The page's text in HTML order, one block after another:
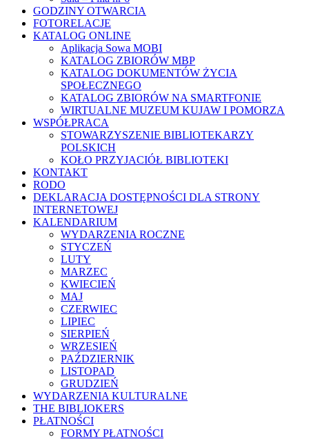
GODZINY OTWARCIA
FOTORELACJE
KATALOG ONLINE
Aplikacja Sowa MOBI
KATALOG ZBIORÓW MBP
KATALOG DOKUMENTÓW ŻYCIA
SPOŁECZNEGO
KATALOG ZBIORÓW NA SMARTFONIE
WIRTUALNE MUZEUM KUJAW I POMORZA
WSPÓŁPRACA
STOWARZYSZENIE BIBLIOTEKARZY
POLSKICH
KOŁO PRZYJACIÓŁ BIBLIOTEKI
KONTAKT
RODO
DEKLARACJA DOSTĘPNOŚCI DLA STRONY
INTERNETOWEJ
KALENDARIUM
WYDARZENIA ROCZNE
STYCZEŃ
LUTY
MARZEC
KWIECIEŃ
MAJ
CZERWIEC
LIPIEC
SIERPIEŃ
WRZESIEŃ
PAŹDZIERNIK
LISTOPAD
GRUDZIEŃ
WYDARZENIA KULTURALNE
THE BIBLIOKERS
PŁATNOŚCI
FORMY PŁATNOŚCI